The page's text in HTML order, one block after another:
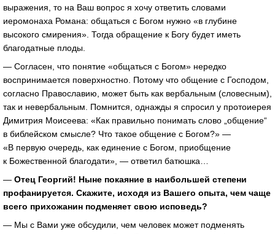
выражения, то на Ваш вопрос я хочу ответить словами
иеромонаха Романа: общаться с Богом нужно «в глубине
высокого смирения». Тогда обращение к Богу будет иметь
благодатные плоды.
— Согласен, что понятие «общаться с Богом» нередко
воспринимается поверхностно. Потому что общение с Господом,
согласно Православию, может быть как вербальным (словесным),
так и невербальным. Помнится, однажды я спросил у протоиерея
Димитрия Моисеева: «Как правильно понимать слово „общение“
в библейском смысле? Что такое общение с Богом?» —
«В первую очередь, как единение с Богом, приобщение
к Божественной благодати», — ответил батюшка…
— Отец Георгий! Ныне покаяние в наибольшей степени
профанируется. Скажите, исходя из Вашего опыта, чем чаще
всего прихожанин подменяет свою исповедь?
— Мы с Вами уже обсудили, чем человек может подменять